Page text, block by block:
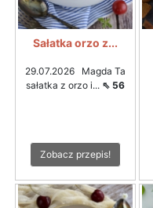
Sałatka orzo z...
29.07.2026 Magda Ta
sałatka z orzo i... ⇖ 56
Zobacz przepis!